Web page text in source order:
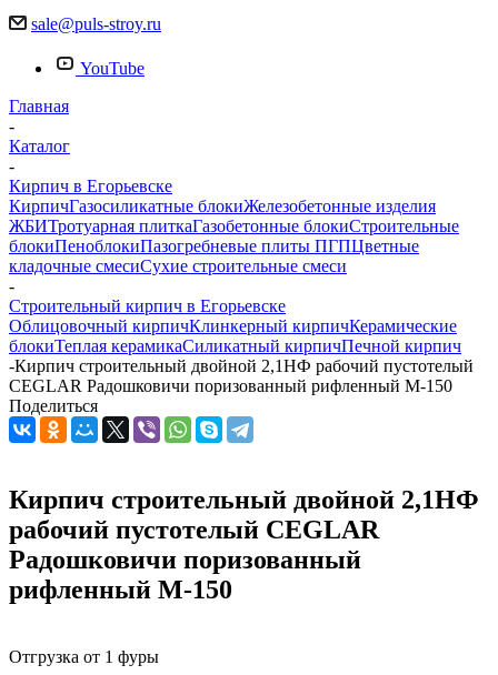
sale@puls-stroy.ru
YouTube
Главная
-
Каталог
-
Кирпич в Егорьевске
КирпичГазосиликатные блокиЖелезобетонные изделия
ЖБИТротуарная плиткаГазобетонные блокиСтроительные
блокиПеноблокиПазогребневые плиты ПГПЦветные
кладочные смесиСухие строительные смеси
-
Строительный кирпич в Егорьевске
Облицовочный кирпичКлинкерный кирпичКерамические
блокиТеплая керамикаСиликатный кирпичПечной кирпич
-Кирпич строительный двойной 2,1НФ рабочий пустотелый
CEGLAR Радошковичи поризованный рифленный М-150
Поделиться
Кирпич строительный двойной 2,1НФ
рабочий пустотелый CEGLAR
Радошковичи поризованный
рифленный М-150